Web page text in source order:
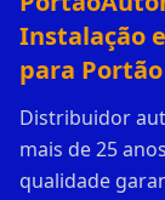
Instalação
para Portão
Distribuidor
mais de 25
qualidade